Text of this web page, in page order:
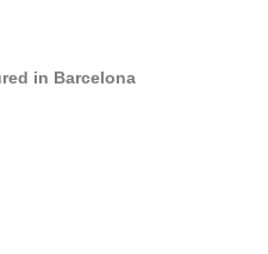
in Barcelona